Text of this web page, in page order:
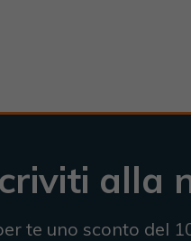
alla
te uno sconto del